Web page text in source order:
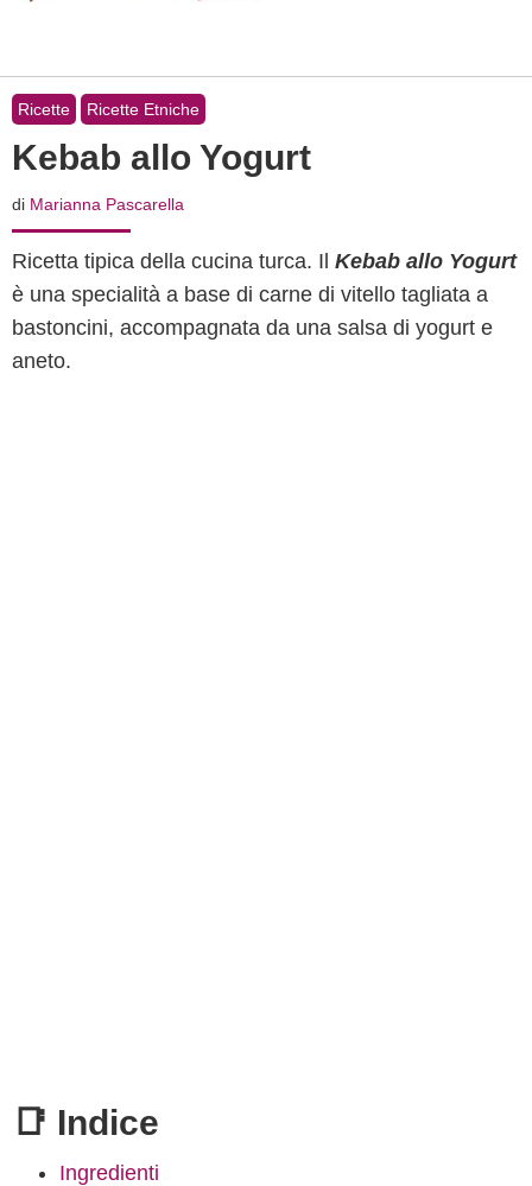
Ricette Ricette Etniche
Kebab allo Yogurt
di Marianna Pascarella
Ricetta tipica della cucina turca. Il Kebab allo Yogurt
è una specialità a base di carne di vitello tagliata a
bastoncini, accompagnata da una salsa di yogurt e
aneto.
📑 Indice
Ingredienti